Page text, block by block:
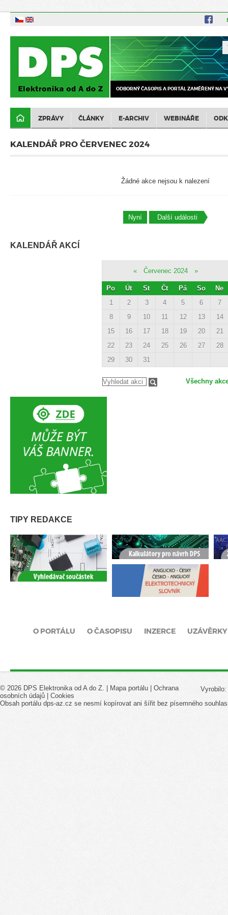
ODBORNÝ ČASOPIS A PORTÁL ZAMĚŘENÝ NA
ZPRÁVY ČLÁNKY E-ARCHIV WEBINÁŘE
KALENDÁŘ PRO ČERVENEC 2024
Žádné akce nejsou k nalezení
Nyní Další události
KALENDÁŘ AKCÍ
« Červenec 2024 »
Po Út St Čt Pá So
Ne
1
2 3 4 5 6
7
8
9 10 11 12 13
14
15
16 17 18 19 20
21
22
23 24 25 26 27
28
29
30 31
Všechny
TIPY REDAKCE
O PORTÁLU O ČASOPISU INZERCE UZÁVĚRKY
Vyrobilo:
© 2026 DPS Elektronika od A do Z. | Mapa portálu
Ochrana
osobních údajů
Cookies
Obsah portálu dps-az.cz se nesmí kopírovat ani šířit bez písemného